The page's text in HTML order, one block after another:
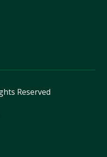
Reserved